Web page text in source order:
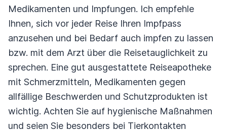
Medikamenten und Impfungen. Ich empfehle
Ihnen, sich vor jeder Reise Ihren Impfpass
anzusehen und bei Bedarf auch impfen zu lassen
bzw. mit dem Arzt über die Reisetauglichkeit zu
sprechen. Eine gut ausgestattete Reiseapotheke
mit Schmerzmitteln, Medikamenten gegen
allfällige Beschwerden und Schutzprodukten ist
wichtig. Achten Sie auf hygienische Maßnahmen
und seien Sie besonders bei Tierkontakten